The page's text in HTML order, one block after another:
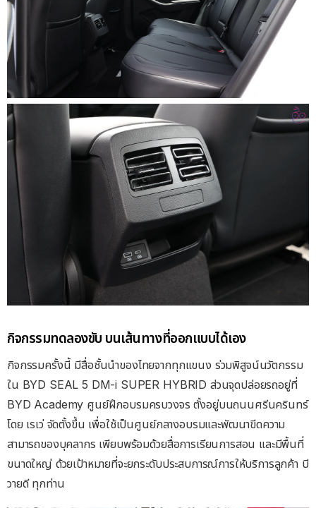
กิจกรรมทดลองขับ บนเส้นทางที่ออกแบบได้เอง
กิจกรรมครั้งนี้ มีสื่อชั้นนำของไทยจากทุกแขนง ร่วมพิสูจน์นวัตกรรม
ใน BYD SEAL 5 DM-i SUPER HYBRID ส่วนจุดปล่อยรถอยู่ที่
BYD Academy ศูนย์ฝึกอบรมครบวงจร ตั้งอยู่บนถนนศรีนครินทร์
โดย เรเว่ จัดตั้งขึ้น เพื่อใช้เป็นศูนย์กลางอบรมและพัฒนาขีดความ
สามารถของบุคลากร เพียบพร้อมด้วยสื่อการเรียนการสอน และมีพื้นที่
ขนาดใหญ่ ด้วยเป้าหมายที่จะยกระดับประสบการณ์การให้บริการลูกค้า บี
วายดี ทุกท่าน